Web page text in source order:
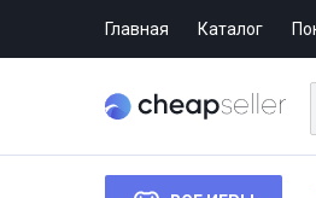
Главная Каталог